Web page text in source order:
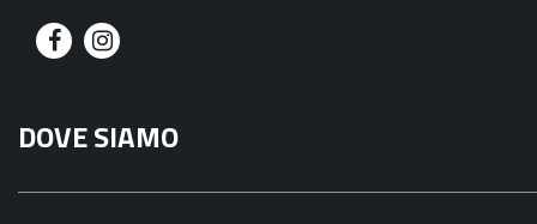
F
c
e
I
s
t
DOVE SIAMO